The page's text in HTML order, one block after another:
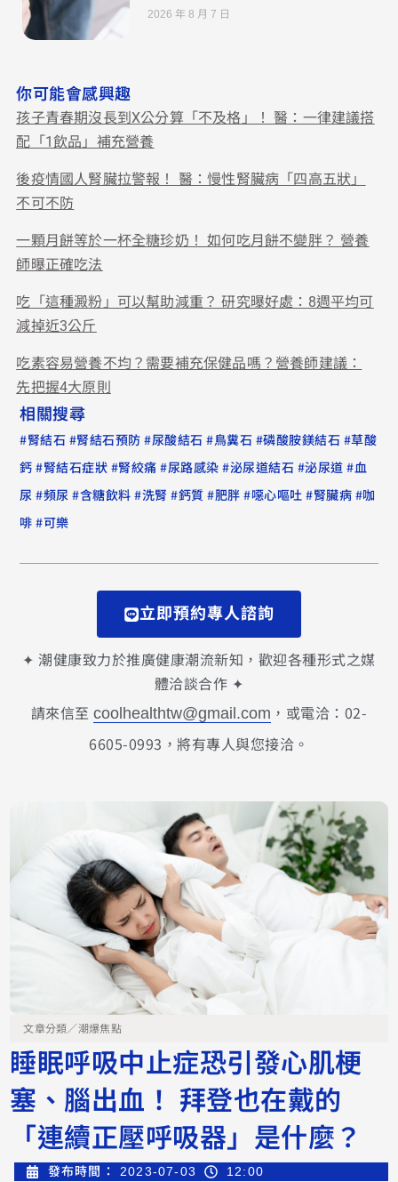
2026 年 8 月 7 日
你可能會感興趣
孩子青春期沒長到X公分算「不及格」！ 醫：一律建議搭
配「1飲品」補充營養
後疫情國人腎臟拉警報！ 醫：慢性腎臟病「四高五狀」
不可不防
一顆月餅等於一杯全糖珍奶！ 如何吃月餅不變胖？ 營養
師曝正確吃法
吃「這種澱粉」可以幫助減重？ 研究曝好處：8週平均可
減掉近3公斤
吃素容易營養不均？需要補充保健品嗎？營養師建議：
先把握4大原則
相關搜尋
#腎結石 #腎結石預防 #尿酸結石 #鳥糞石 #磷酸胺鎂結石 #草酸
鈣 #腎結石症狀 #腎絞痛 #尿路感染 #泌尿道結石 #泌尿道 #血
尿 #頻尿 #含糖飲料 #洗腎 #鈣質 #肥胖 #噁心嘔吐 #腎臟病 #咖
啡 #可樂
立即預約專人諮詢
✦ 潮健康致力於推廣健康潮流新知，歡迎各種形式之媒
體洽談合作 ✦
請來信至coolhealthtw@gmail.com ，或電洽：02-
6605-0993，將有專人與您接洽。
文章分類／潮爆焦點
睡眠呼吸中止症恐引發心肌梗
塞、腦出血！ 拜登也在戴的
「連續正壓呼吸器」是什麼？
發布時間： 2023-07-03 12:00